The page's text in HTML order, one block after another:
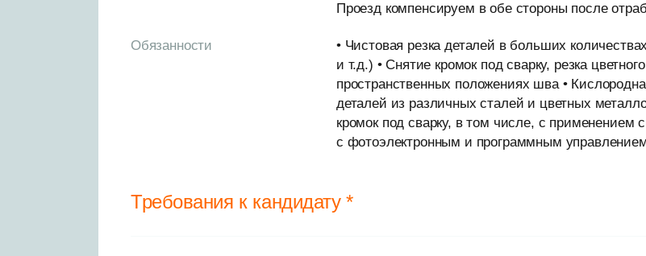
Проезд компенсируем в обе стороны после
Обязанности
• Чистовая резка деталей в больших
и т.д.) • Снятие кромок под сварку, резка
пространственных положениях шва •
деталей из различных сталей и цветных
кромок под сварку, в том числе, с
с фотоэлектронным и программным
Требования к кандидату *